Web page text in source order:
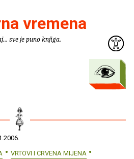
vremena
sve je puno knjiga.
VRTOVI I CRVENA MIJENA